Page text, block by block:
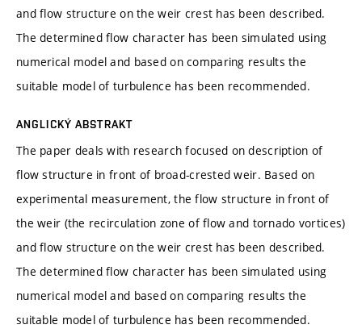
and flow structure on the weir crest has been described.
The determined flow character has been simulated using
numerical model and based on comparing results the
suitable model of turbulence has been recommended.
ANGLICKÝ ABSTRAKT
The paper deals with research focused on description of
flow structure in front of broad-crested weir. Based on
experimental measurement, the flow structure in front of
the weir (the recirculation zone of flow and tornado vortices)
and flow structure on the weir crest has been described.
The determined flow character has been simulated using
numerical model and based on comparing results the
suitable model of turbulence has been recommended.